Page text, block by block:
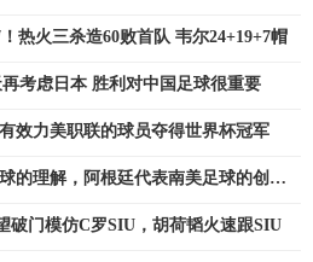
热火三杀造60败首队 韦尔24+19+7帽
考虑日本 胜利对中国足球很重要
效力美职联的球员夺得世界杯冠军
的理解，阿根廷代表南美足球的创造
破门模仿C罗SIU，胡荷韬火速跟SIU